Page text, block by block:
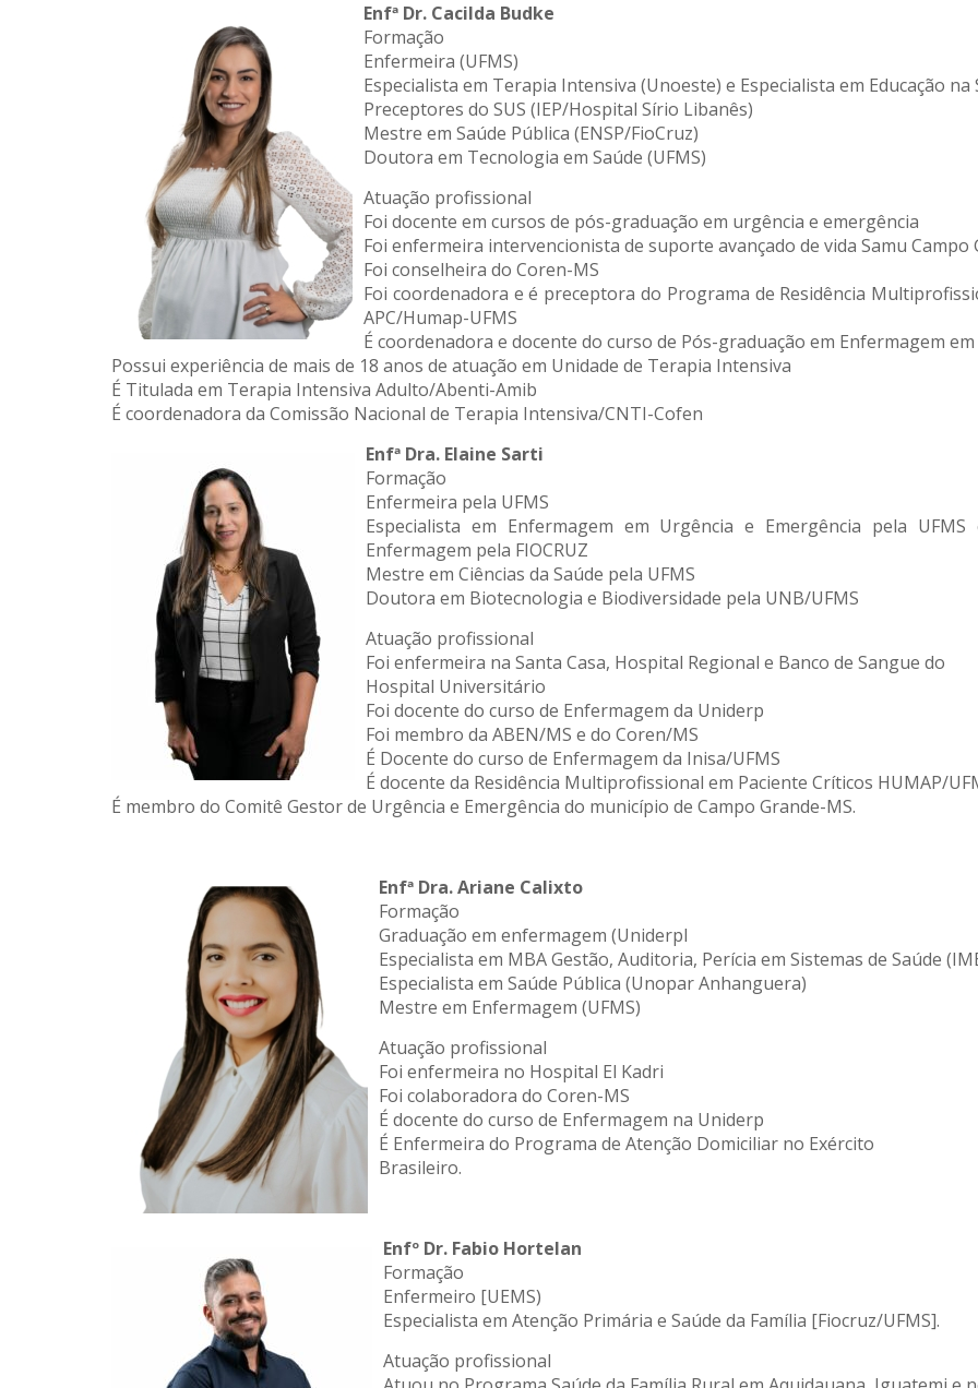
Enfª Dr. Cacilda Budke
Formação
Enfermeira (UFMS)
Especialista em Terapia Intensiva (Unoeste) e Especialista em Educação na
Preceptores do SUS (IEP/Hospital Sírio Libanês)
Mestre em Saúde Pública (ENSP/FioCruz)
Doutora em Tecnologia em Saúde (UFMS)
Atuação profissional
Foi docente em cursos de pós-graduação em urgência e emergência
Foi enfermeira intervencionista de suporte avançado de vida Samu Campo
Foi conselheira do Coren-MS
Foi coordenadora e é preceptora do Programa de Residência
APC/Humap-UFMS
É coordenadora e docente do curso de Pós-graduação em Enfermagem
Possui experiência de mais de 18 anos de atuação em Unidade de Terapia Intensiva
É Titulada em Terapia Intensiva Adulto/Abenti-Amib
É coordenadora da Comissão Nacional de Terapia Intensiva/CNTI-Cofen
Enfª Dra. Elaine Sarti
Formação
Enfermeira pela UFMS
Especialista em Enfermagem em Urgência e Emergência pela
Enfermagem pela FIOCRUZ
Mestre em Ciências da Saúde pela UFMS
Doutora em Biotecnologia e Biodiversidade pela UNB/UFMS
Atuação profissional
Foi enfermeira na Santa Casa, Hospital Regional e Banco de Sangue do
Hospital Universitário
Foi docente do curso de Enfermagem da Uniderp
Foi membro da ABEN/MS e do Coren/MS
É Docente do curso de Enfermagem da Inisa/UFMS
É docente da Residência Multiprofissional em Paciente Críticos HUMAP/
É membro do Comitê Gestor de Urgência e Emergência do município de Campo Grande-MS.
Enfª Dra. Ariane Calixto
Formação
Graduação em enfermagem (Uniderpl
Especialista em MBA Gestão, Auditoria, Perícia em Sistemas de Saúde
Especialista em Saúde Pública (Unopar Anhanguera)
Mestre em Enfermagem (UFMS)
Atuação profissional
Foi enfermeira no Hospital El Kadri
Foi colaboradora do Coren-MS
É docente do curso de Enfermagem na Uniderp
É Enfermeira do Programa de Atenção Domiciliar no Exército
Brasileiro.
Enfº Dr. Fabio Hortelan
Formação
Enfermeiro [UEMS)
Especialista em Atenção Primária e Saúde da Família [Fiocruz/UFMS].
Atuação profissional